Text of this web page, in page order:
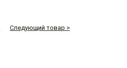
Следующий товар >